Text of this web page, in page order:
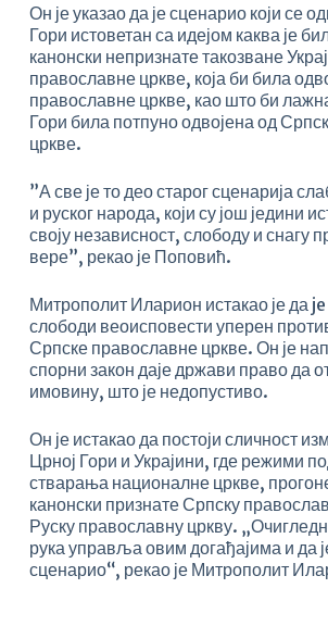
Он је указао да је сценарио који се
Гори истоветан са идејом каква је
канонски непризнате такозване
православне цркве, која би била
православне цркве, као што би
Гори била потпуно одвојена од
цркве.
”А све је то део старог сценарија
и руског народа, који су још једини
своју независност, слободу и снагу
вере”, рекао је Поповић.
Митрополит Иларион истакао је да
слободи веоисповести уперен
Српске православне цркве. Он је
спорни закон даје држави право да
имовину, што је недопустиво.
Он је истакао да постоји сличност
Црној Гори и Украјини, где режими
стварања националне цркве,
канонски признате Српску
Руску православну цркву.
рука управља овим догађајима и да
сценарио“, рекао је Митрополит